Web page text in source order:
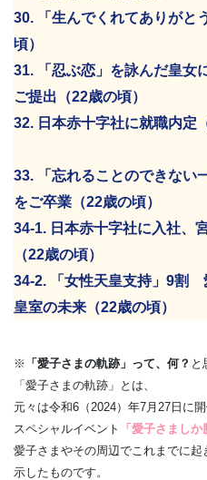
30. 「生んでくれてありがと
頃）
31. 「忍ぶ恋」を詠んだ皇
ご提出（22歳の頃）
32. 日本赤十字社に就職内定
33. 「忘れることのできな
をご卒業（22歳の頃）
34-1. 日本赤十字社に入社、
（22歳の頃）
34-2. 「女性天皇支持」9割
皇室の未来（22歳の頃）
※ 「愛子さまの軌跡」って、何？ と
「愛子さまの軌跡」とは、
元々は令和6（2024）年7月27日に
スペシャルイベント
「愛子さましか
愛子さまやその周辺でこれまでに
示したものです。